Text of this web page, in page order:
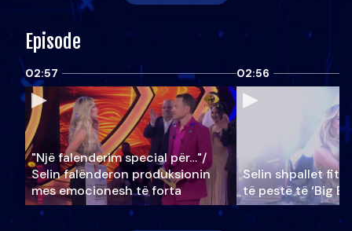
Episode
02:57
"Një falenderim special për…"/
Selin falënderon produksionin
mes emocionesh të forta
02:56
Selin shpallet
të pestë të ‘Big